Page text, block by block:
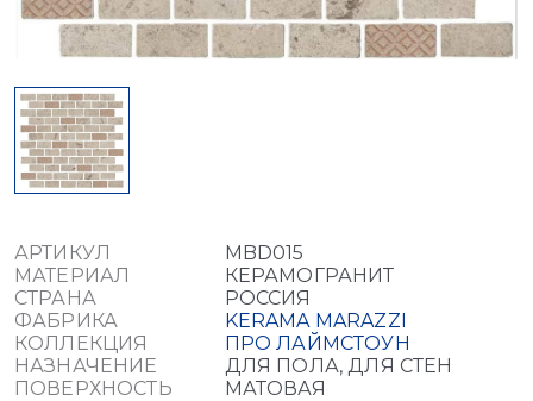
АРТИКУЛ
MBD015
МАТЕРИАЛ
КЕРАМОГРАНИТ
СТРАНА
РОССИЯ
ФАБРИКА
KERAMA MARAZZI
КОЛЛЕКЦИЯ
ПРО ЛАЙМСТОУН
НАЗНАЧЕНИЕ
ДЛЯ ПОЛА, ДЛЯ СТЕН
ПОВЕРХНОСТЬ
МАТОВАЯ